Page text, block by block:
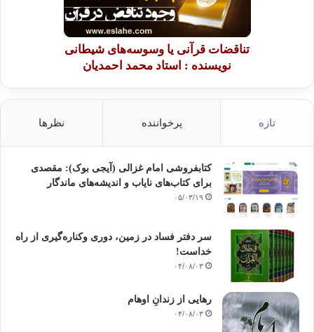
تناقضات قرآنی یا وسوسه‌های شیطانی
نویسنده : استاد محمد احمدیان
تازه پرخواننده نظرها
کتابفروشی امام غزالی (آیجی بوک): مقصدی
برای کتاب‌های نایاب و اندیشه‌های ماندگار
۰۵/۰۳/۱۹
سر دفتر فساد در زمین‌، دوری وکناره‌گیری از راه
خداست‌!
۰۴/۰۸/۰۳
رهایی از زندانِ اوهام
۰۴/۰۸/۰۳